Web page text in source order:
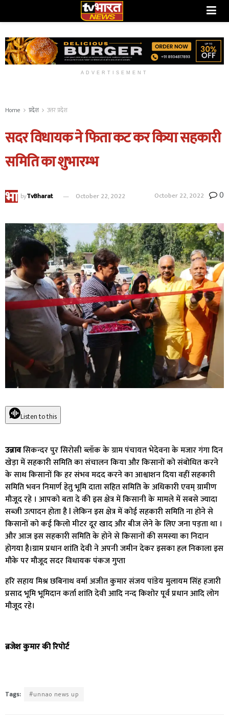
ADVERTISEMENT
Home प्रदेश उत्तर प्रदेश
सदर विधायक ने फिता कट कर किया सहकारी
समिति का शुभारम्भ
byTvBharat October 22, 2022 October 22, 2022 0
Listen to this
उन्नावसिकन्दर पुर सिरोसी ब्लॉक के ग्राम पंचायत भेदेवना के मजार गंगा दिन
खेड़ा में सहकारी समिति का संचालन किया और किसानों को संबोधित करने
के साथ किसानों कि हर संभव मदद करने का आश्वाशन दिया वहीं सहकारी
समिति भवन निमार्ण हेतु भूमि दाता सहित समिति के अधिकारी एवम् ग्रामीण
मौजूद रहे । आपको बता दे की इस क्षेत्र में किसानी के मामले में सबसे ज्यादा
सब्ज़ी उत्पादन होता है l लेकिन इस क्षेत्र में कोई सहकारी समिति ना होने से
किसानों को कई किलो मीटर दूर खाद और बीज लेने के लिए जना पड़ता था ।
और आज इस सहकारी समिति के होने से किसानों की समस्या का निदान
होगया है।ग्राम प्रधान शांति देवी ने अपनी जमीन देकर इसका हल निकाला इस
मौके पर मौजूद सदर विधायक पंकज गुप्ता
हरि सहाय मिश्र छबिनाथ वर्मा अजीत कुमार संजय पांडेय मुलायम सिंह हजारी
प्रसाद भूमि भूमिदान कर्ता शांति देवी आदि नन्द किशोर पूर्व प्रधान आदि लोग
मौजूद रहे।
ब्रजेश कुमार की रिपोर्ट
Tags: #unnao news up